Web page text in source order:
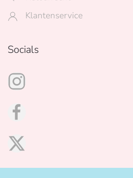
Klantenservice
Socials